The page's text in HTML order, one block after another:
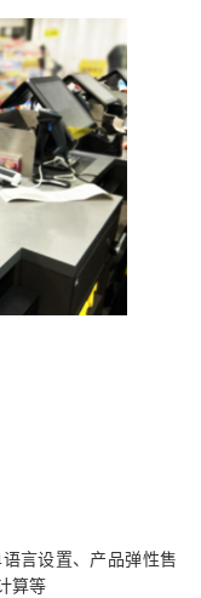
言设置、产品弹性售
算等